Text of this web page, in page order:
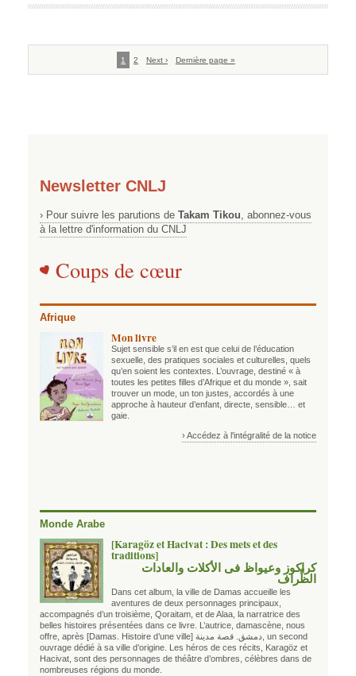
Page
1 Page
2
Page
Next ›
Dernière
Dernière page »
Newsletter CNLJ
› Pour suivre les parutions de Takam Tikou, abonnez-vous
à la lettre d'information du CNLJ
Coups de cœur
Afrique
Mon livre
Sujet sensible s’il en est que celui de l’éducation
sexuelle, des pratiques sociales et culturelles, quels
qu’en soient les contextes. L’ouvrage, destiné « à
toutes les petites filles d’Afrique et du monde », sait
trouver un mode, un ton justes, accordés à une
approche à hauteur d’enfant, directe, sensible… et
gaie.
› Accédez à l'intégralité de la notice
Monde Arabe
[Karagöz et Hacivat : Des mets et des
traditions]
كراكوز وعيواظ فى الأكلات والعادات
الظِّراف
Dans cet album, la ville de Damas accueille les
aventures de deux personnages principaux,
accompagnés d’un troisième, Qoraitam, et de Alaa, la narratrice des
belles histoires présentées dans ce livre. L’autrice, damascène, nous
offre, après
[Damas. Histoire d’une ville] دمشق. قصة مدينة, un second
ouvrage dédié à sa ville d’origine. Les héros de ces récits, Karagöz et
Hacivat, sont des personnages de théâtre d’ombres, célèbres dans de
nombreuses régions du monde.